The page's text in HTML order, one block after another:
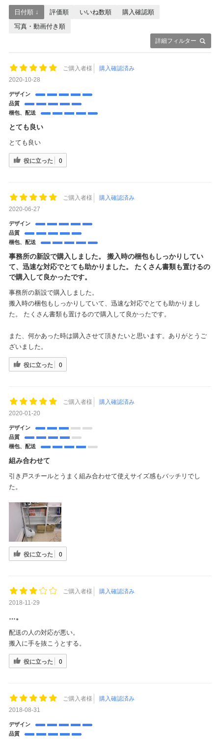
詳細フィルター
日付順 ↓ 評価順 いいね数順
購入確認順
写真・動画付き順
ご購入者様
購入確認済み
2020-10-28
デザイン
品質
梱包、配送
とても良い
とても良い
役に立った 0
ご購入者様
購入確認済み
2020-06-27
デザイン
品質
梱包、配送
事務所の新設で購入しました。 搬入時の梱包もしっかりしてい
て、迅速な対応でとても助かりました。 たくさん書類も置けるの
で購入して良かったです。
事務所の新設で購入しました。
搬入時の梱包もしっかりしていて、迅速な対応でとても助かりまし
た。 たくさん書類も置けるので購入して良かったです。
また、何かあった時は購入させて頂きたいと思います。ありがとうご
ざいました。
役に立った 0
ご購入者様
購入確認済み
2020-01-20
デザイン
品質
梱包、配送
組み合わせて
引き戸スチールとうまく組み合わせて使えサイズ感もバッチリでし
た。
役に立った 0
ご購入者様
購入確認済み
2018-11-29
…。
配送の人の対応が悪い。
搬入に手を抜こうとする。
役に立った 0
ご購入者様
購入確認済み
2018-08-31
デザイン
品質